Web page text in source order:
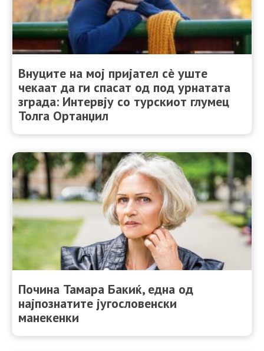
Внуците на мој пријател сè уште
чекаат да ги спасат од под урнатата
зграда: Интервју со турскиот глумец
Толга Ортанџил
Почина Тамара Бакиќ, една од
најпознатите југословенски
манекенки